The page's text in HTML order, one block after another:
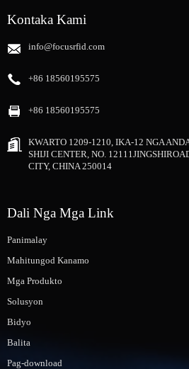
Kontaka Kami
info@focusrfid.com
+86 18560195575
+86 18560195575
KWARTO 1209-1210, IKA-12 NGA
SHIJI CENTER, NO.
CITY, CHINA 250014
Dali Nga Mga Link
Panimalay
Mahitungod Kanamo
Mga Produkto
Solusyon
Bidyo
Balita
Pag-download